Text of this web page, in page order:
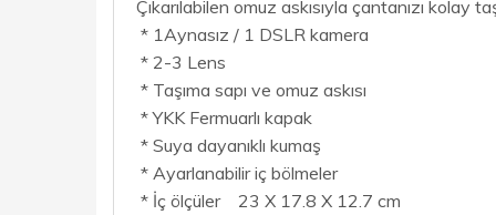
Çıkarılabilen omuz askısıyla çantanızı kolay
* 1Aynasız / 1 DSLR kamera
* 2-3 Lens
* Taşıma sapı ve omuz askısı
* YKK Fermuarlı kapak
* Suya dayanıklı kumaş
* Ayarlanabilir iç bölmeler
* İç ölçüler 23 X 17.8 X 12.7 cm